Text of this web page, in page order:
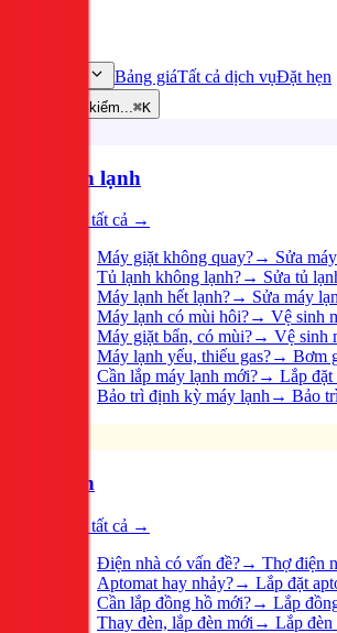
Bảng giáTất cả dịch vụĐặt hẹn
Tìm kiếm...⌘K
Điện lạnh
Xem tất cả →
Máy giặt không quay?→ Sửa
Tủ lạnh không lạnh?→ Sửa tủ
Máy lạnh hết lạnh?→ Sửa máy
Máy lạnh có mùi hôi?→ Vệ sinh
Máy giặt bẩn, có mùi?→ Vệ sinh
Máy lạnh yếu, thiếu gas?→ Bơm
Cần lắp máy lạnh mới?→ Lắp đặt
Bảo trì định kỳ máy lạnh→ Bảo
Điện
Xem tất cả →
Điện nhà có vấn đề?→ Thợ điện
Aptomat hay nhảy?→ Lắp đặt
Cần lắp đồng hồ mới?→ Lắp
Thay đèn, lắp đèn mới → Lắp